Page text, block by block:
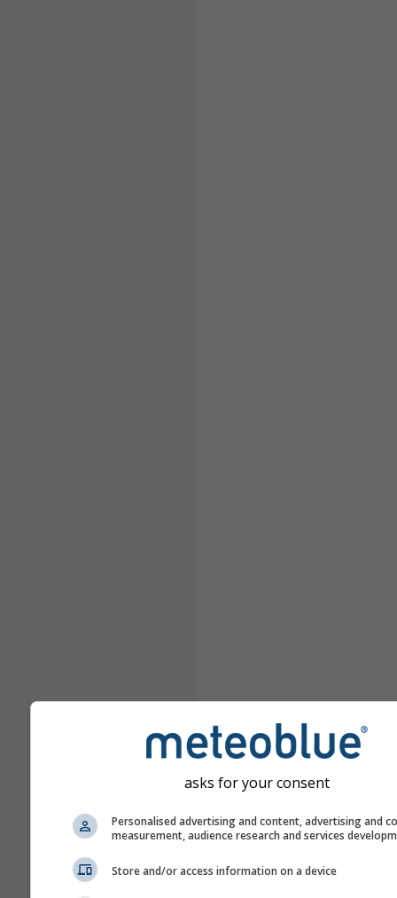
asks for your consent
Personalised advertising and content, advertising and
measurement, audience research and services
Store and/or access information on a device